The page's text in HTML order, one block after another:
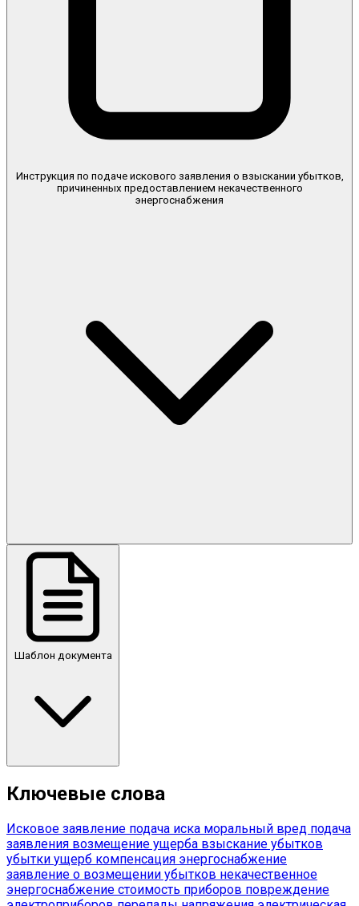
Инструкция по подаче искового заявления о взыскании убытков,
причиненных предоставлением некачественного
энергоснабжения
Шаблон документа
Ключевые слова
Исковое заявление подача иска моральный вред подача
заявления возмещение ущерба взыскание убытков
убытки ущерб компенсация энергоснабжение
заявление о возмещении убытков некачественное
энергоснабжение стоимость приборов повреждение